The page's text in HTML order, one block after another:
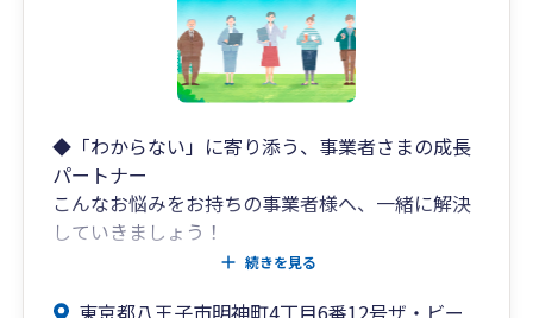
◆「わからない」に寄り添う、事業者さまの成長
パートナー
こんなお悩みをお持ちの事業者様へ、一緒に解決
していきましょう！
✅ 経理を効率化したい、記帳を自社でできる体制
続きを見る